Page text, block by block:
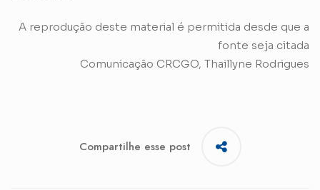
A reprodução deste material é permitida desde que a
fonte seja citada
Comunicação CRCGO, Thaillyne Rodrigues
Compartilhe esse post